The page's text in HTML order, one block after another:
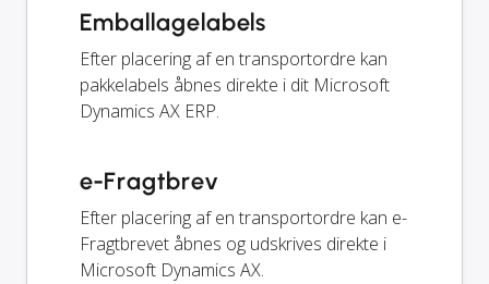
Emballagelabels
Efter placering af en transportordre kan
pakkelabels åbnes direkte i dit Microsoft
Dynamics AX ERP.
e-Fragtbrev
Efter placering af en transportordre kan e-
Fragtbrevet åbnes og udskrives direkte i
Microsoft Dynamics AX.